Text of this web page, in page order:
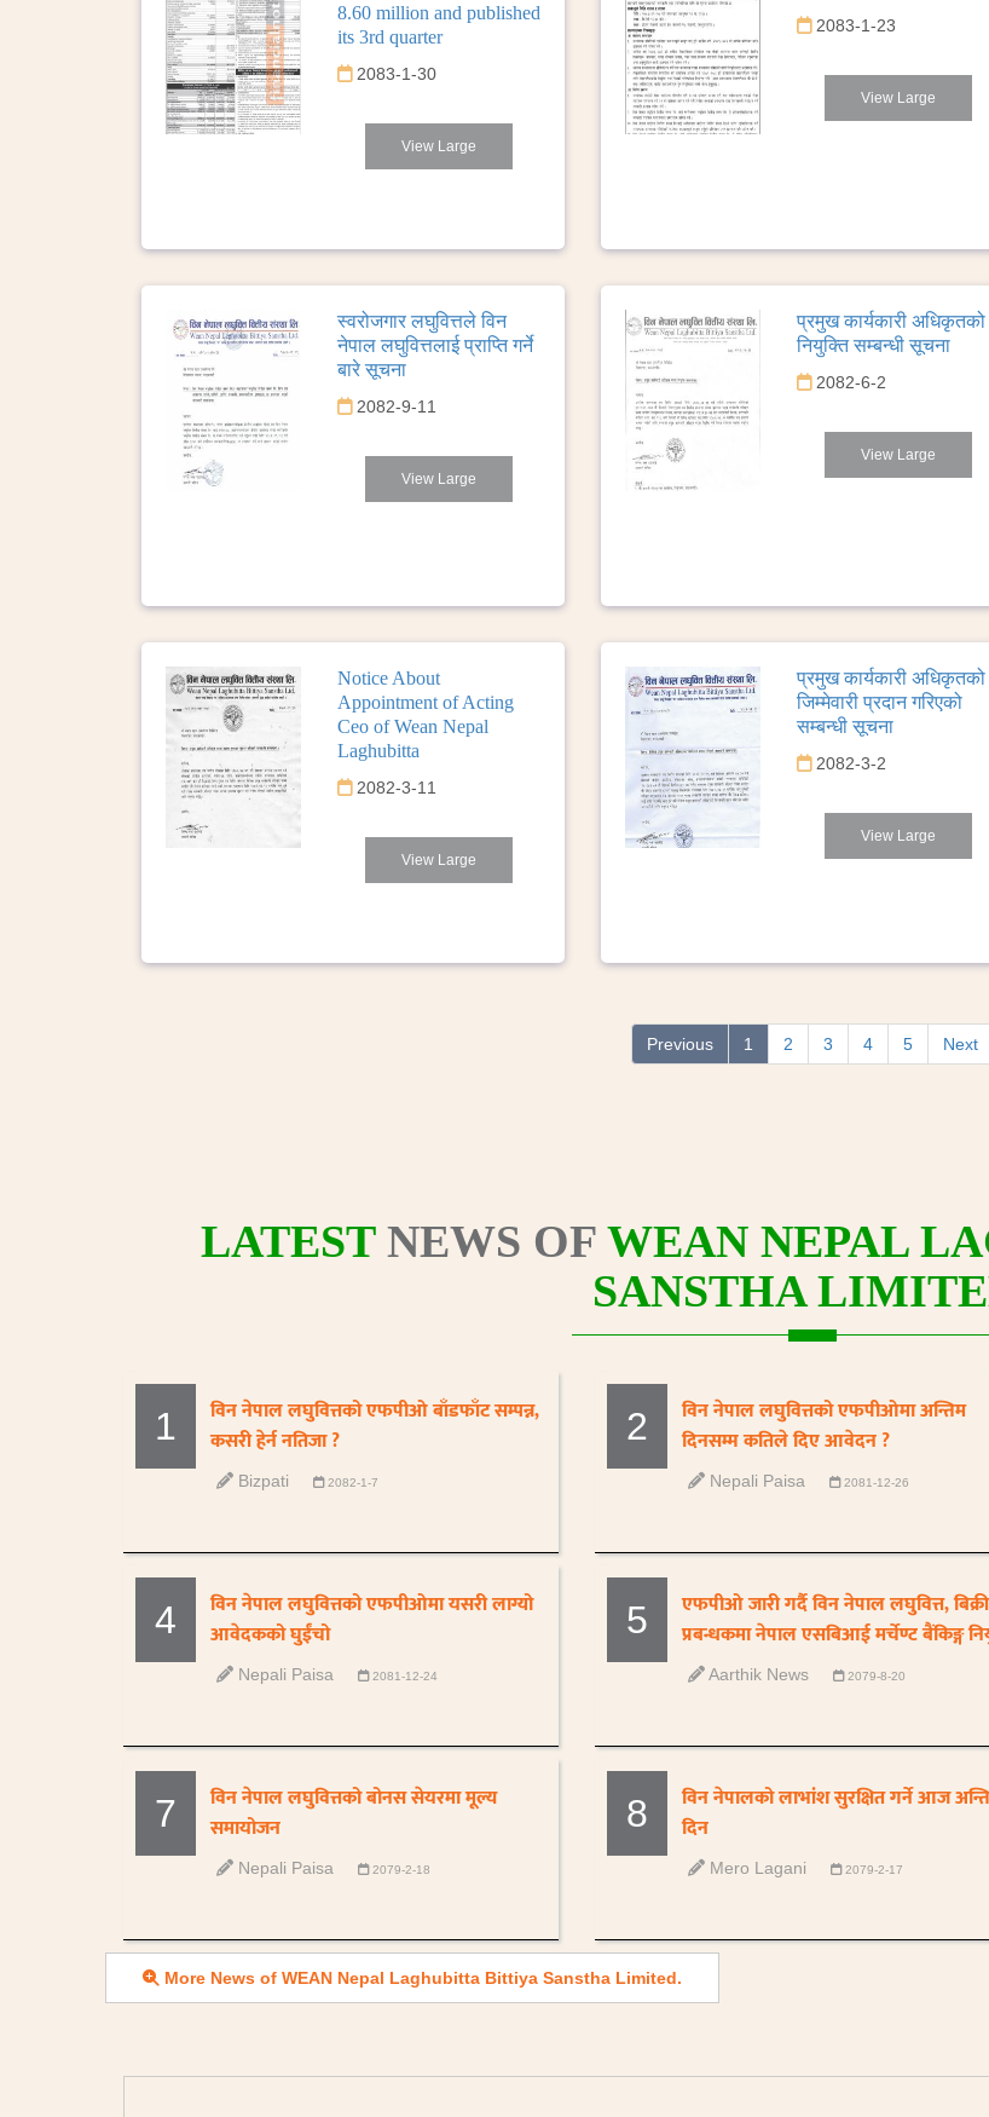
8.60 million and published
its 3rd quarter
2083-1-30
View Large
2083-1-23
View Large
स्वरोजगार लघुवित्तले विन
नेपाल लघुवित्तलाई प्राप्ति गर्ने
बारे सूचना
2082-9-11
View Large
प्रमुख कार्यकारी अधिकृतको
नियुक्ति सम्बन्धी सूचना
2082-6-2
View Large
Notice About
Appointment of Acting
Ceo of Wean Nepal
Laghubitta
2082-3-11
View Large
प्रमुख कार्यकारी अधिकृतको
जिम्मेवारी प्रदान गरिएको
सम्बन्धी सूचना
2082-3-2
View Large
Previous 1 2 3 4 5 Next
LATESTNEWS OF WEAN NEPAL
SANSTHA
1
विन नेपाल लघुवित्तको एफपीओ बाँडफाँट सम्पन्न,
कसरी हेर्न नतिजा ?
Bizpati 2082-1-7
2
विन नेपाल लघुवित्तको एफपीओमा अन्तिम
दिनसम्म कतिले दिए आवेदन ?
Nepali Paisa 2081-12-26
4
विन नेपाल लघुवित्तको एफपीओमा यसरी लाग्यो
आवेदकको घुईंचो
Nepali Paisa 2081-12-24
5
एफपीओ जारी गर्दै विन नेपाल लघुवित्त, बिक्री
प्रबन्धकमा नेपाल एसबिआई मर्चेण्ट बैंकिङ्ग
Aarthik News 2079-8-20
7
विन नेपाल लघुवित्तको बोनस सेयरमा मूल्य
समायोजन
Nepali Paisa 2079-2-18
8
विन नेपालको लाभांश सुरक्षित गर्ने आज
दिन
Mero Lagani 2079-2-17
More News of WEAN Nepal Laghubitta Bittiya Sanstha Limited.